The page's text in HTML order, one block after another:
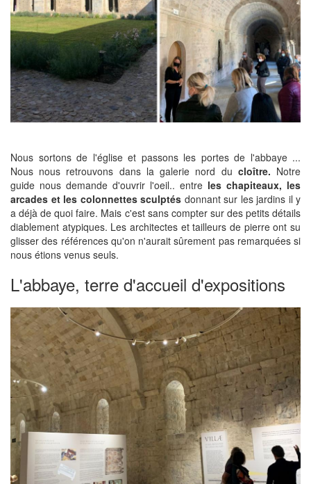
Nous sortons de l'église et passons les portes de l'abbaye ...
Nous nous retrouvons dans la galerie nord du cloître. Notre
guide nous demande d'ouvrir l'oeil.. entre les chapiteaux, les
arcades et les colonnettes sculptés donnant sur les jardins il y
a déjà de quoi faire. Mais c'est sans compter sur des petits détails
diablement atypiques. Les architectes et tailleurs de pierre ont su
glisser des références qu'on n'aurait sûrement pas remarquées si
nous étions venus seuls.
L'abbaye, terre d'accueil d'expositions